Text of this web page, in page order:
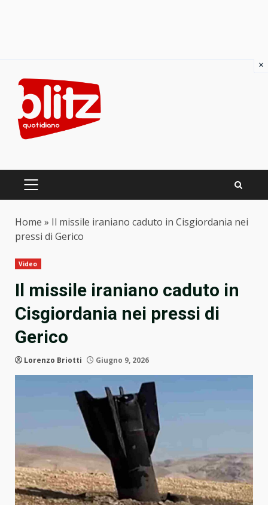
content
PRIMARY
Home » Il missile iraniano caduto in Cisgiordania nei
pressi di Gerico
Video
Il missile iraniano caduto in
Cisgiordania nei pressi di
Gerico
Lorenzo Briotti Giugno 9, 2026
×